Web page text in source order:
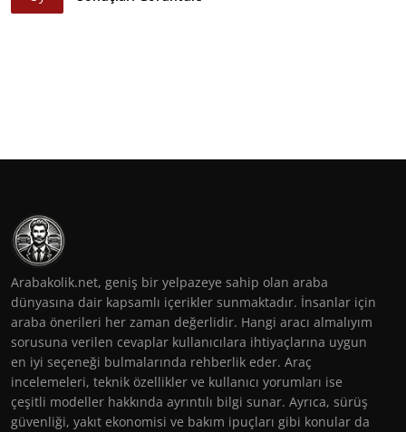
Arabakolik.net, geniş bir yelpazeye sahip olan araba
dünyasına dair kapsamlı içerikler sunmaktadır. İnsanlar için
araba önerileri her zaman değerlidir. Hangi aracı almalıyım
sorusuna verilen cevaplar kullanıcılara ihtiyaçlarına uygun
en iyi seçeneği bulmalarında rehberlik eder. Araç
incelemeleri, teknik özellikler ve kullanıcı yorumları ise
çeşitli modeller hakkında ayrıntılı bilgi sunar. Ayrıca, sürüş
güvenliği, yakıt ekonomisi ve bakım ipuçları gibi konular da